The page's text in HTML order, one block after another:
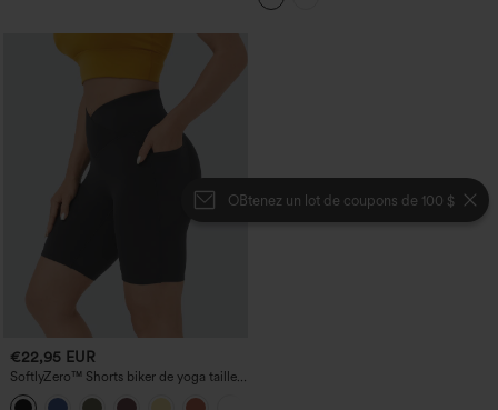
OBtenez un lot de coupons de 100 $
€22,95 EUR
SoftlyZero™ Shorts biker de yoga taille
haute avec empiècement croisé et